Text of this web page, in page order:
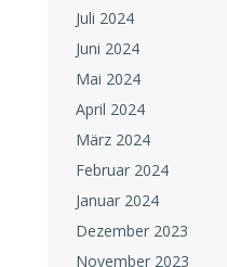
Juli 2024
Juni 2024
Mai 2024
April 2024
März 2024
Februar 2024
Januar 2024
Dezember 2023
November 2023